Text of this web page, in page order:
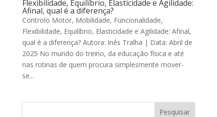
Flexibilidade, Equilíbrio, Elasticidade e Agilidade:
Afinal, qual é a diferença?
Controlo Motor, Mobilidade, Funcionalidade,
Flexibilidade, Equilíbrio, Elasticidade e Agilidade: Afinal,
qual é a diferença? Autora: Inês Tralha | Data: Abril de
2025 No mundo do treino, da educação física e até
nas rotinas de quem procura simplesmente mover-
se...
Pesquisar